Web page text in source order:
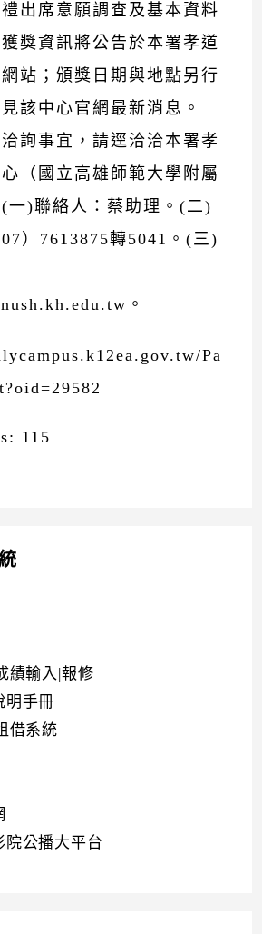
出席意願調查及基本資料
獎資訊將公告於本署孝道
站；頒獎日期與地點另行
該中心官網最新消息。
詢事宜，請逕洽洽本署孝
（國立高雄師範大學附屬
一)聯絡人：蔡助理。(二)
）7613875轉5041。(三)
。
Pa
115
績輸入|報修
明手冊
借系統
院公播大平台